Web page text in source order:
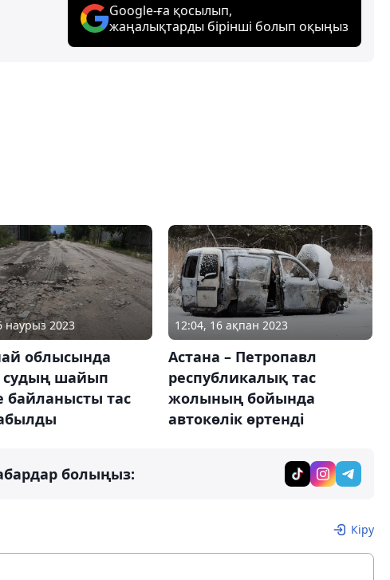
Google-ға қосылып,
жаңалықтарды бірінші болып оқыңыз
наурыз 2023
облысында
шайып
байланысты тас
12:04, 16 ақпан 2023
Астана – Петропавл
республикалық тас
жолының бойында
автокөлік өртенді
болыңыз:
Кіру